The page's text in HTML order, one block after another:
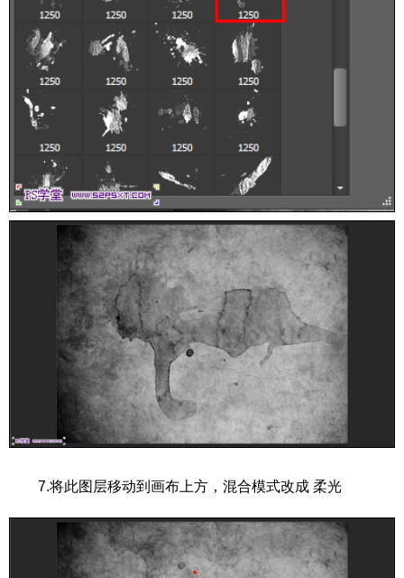
7.将此图层移动到画布上方，混合模式改成 柔光